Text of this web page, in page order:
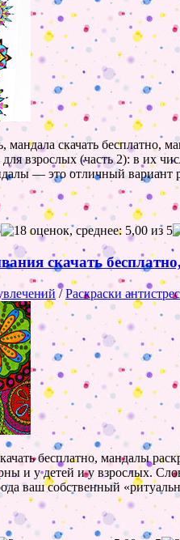
мандала скачать бесплатно,
для взрослых (часть 2): в их
— это отличный вариант
скачать
/Раскраски
бесплатно, мандалы
и у детей и у взрослых.
ваш собственный